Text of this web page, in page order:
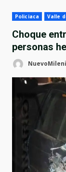
Policiaca Valle
Choque
personas